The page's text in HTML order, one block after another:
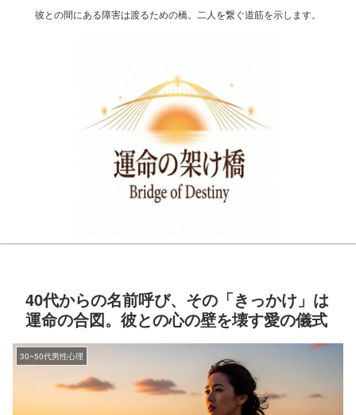
彼との間にある障害は渡るための橋。二人を繋ぐ道筋を示します。
40代からの名前呼び、その「きっかけ」は
運命の合図。彼との心の壁を壊す愛の儀式
30~50代男性心理